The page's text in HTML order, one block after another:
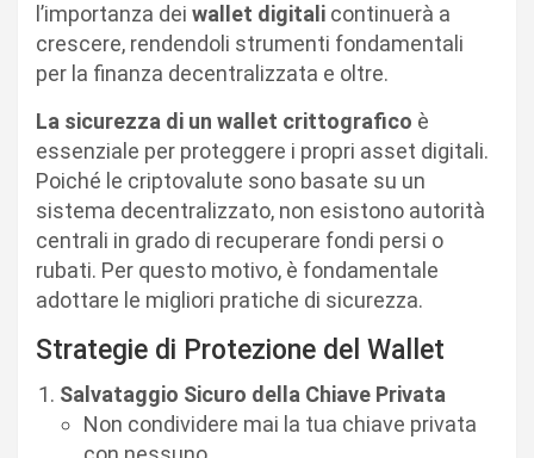
l’importanza dei wallet digitali continuerà a
crescere, rendendoli strumenti fondamentali
per la finanza decentralizzata e oltre.
La sicurezza di un wallet crittografico è
essenziale per proteggere i propri asset digitali.
Poiché le criptovalute sono basate su un
sistema decentralizzato, non esistono autorità
centrali in grado di recuperare fondi persi o
rubati. Per questo motivo, è fondamentale
adottare le migliori pratiche di sicurezza.
Strategie di Protezione del Wallet
Salvataggio Sicuro della Chiave Privata
Non condividere mai la tua chiave privata